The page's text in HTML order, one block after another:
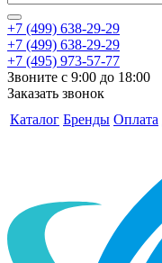
+7 (499) 638-29-29
+7 (499) 638-29-29
+7 (495) 973-57-77
Звоните с 9:00 до 18:00
Заказать звонок
Каталог Бренды Оплата